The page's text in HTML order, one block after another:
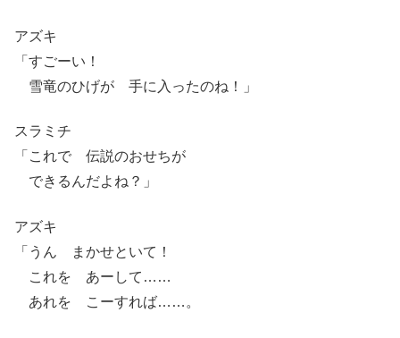
アズキ
「すごーい！
雪竜のひげが 手に入ったのね！」
スラミチ
「これで 伝説のおせちが
できるんだよね？」
アズキ
「うん まかせといて！
これを あーして……
あれを こーすれば……。